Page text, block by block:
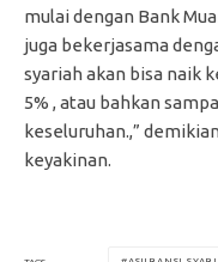
mulai dengan Bank
juga bekerjasama
syariah akan bisa naik
5% , atau bahkan
keseluruhan.,”
keyakinan.